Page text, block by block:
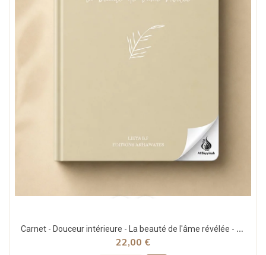
Carnet - Douceur intérieure - La beauté de l'âme révélée - Lilya B. - Akhawates
22,00 €